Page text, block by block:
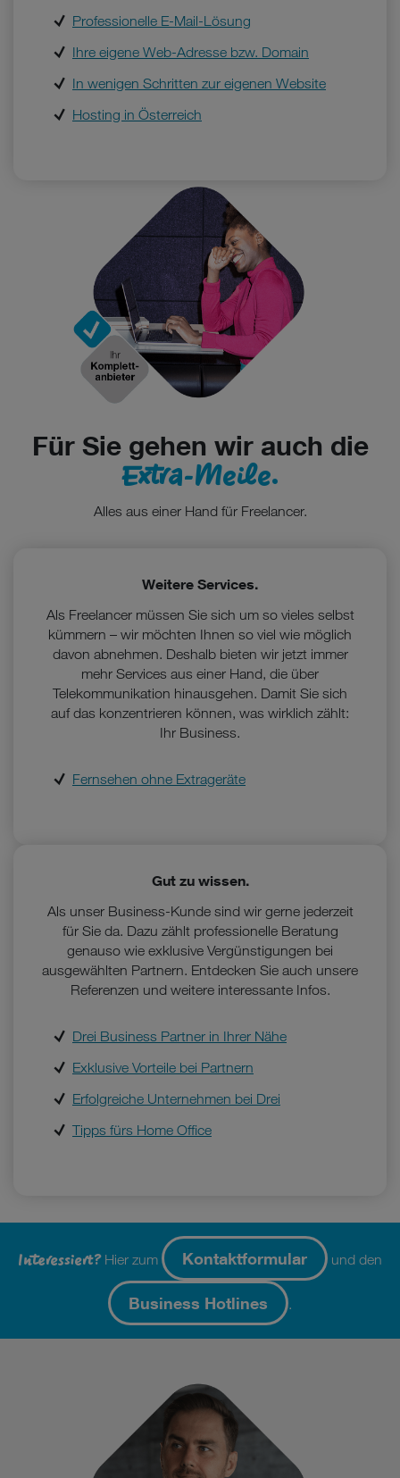
Professionelle E-Mail-Lösung
Ihre eigene Web-Adresse bzw. Domain
In wenigen Schritten zur eigenen Website
Hosting in Österreich
Für Sie gehen wir auch die
Extra-Meile.
Alles aus einer Hand für Freelancer.
Weitere Services.
Als Freelancer müssen Sie sich um so vieles selbst
kümmern – wir möchten Ihnen so viel wie möglich
davon abnehmen. Deshalb bieten wir jetzt immer
mehr Services aus einer Hand, die über
Telekommunikation hinausgehen. Damit Sie sich
auf das konzentrieren können, was wirklich zählt:
Ihr Business.
Fernsehen ohne Extrageräte
Gut zu wissen.
Als unser Business-Kunde sind wir gerne jederzeit
für Sie da. Dazu zählt professionelle Beratung
genauso wie exklusive Vergünstigungen bei
ausgewählten Partnern. Entdecken Sie auch unsere
Referenzen und weitere interessante Infos.
Drei Business Partner in Ihrer Nähe
Exklusive Vorteile bei Partnern
Erfolgreiche Unternehmen bei Drei
Tipps fürs Home Office
Interessiert? Hier zum Kontaktformular und den
Business Hotlines .